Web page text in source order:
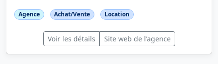
Agence Achat/Vente Location
Voir les détails Site web de l'agence